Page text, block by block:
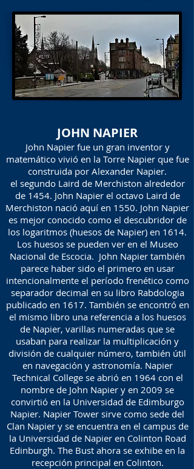
JOHN NAPIER
John Napier fue un gran inventor y
matemático vivió en la Torre Napier que fue
construida por Alexander Napier.
el segundo Laird de Merchiston alrededor
de 1454. John Napier el octavo Laird de
Merchiston nació aquí en 1550. John Napier
es mejor conocido como el descubridor de
los logaritmos (huesos de Napier) en 1614.
Los huesos se pueden ver en el Museo
Nacional de Escocia. John Napier también
parece haber sido el primero en usar
intencionalmente el período frenético como
separador decimal en su libro Rabdologia
publicado en 1617. También se encontró en
el mismo libro una referencia a los huesos
de Napier, varillas numeradas que se
usaban para realizar la multiplicación y
división de cualquier número, también útil
en navegación y astronomía. Napier
Technical College se abrió en 1964 con el
nombre de John Napier y en 2009 se
convirtió en la Universidad de Edimburgo
Napier. Napier Tower sirve como sede del
Clan Napier y se encuentra en el campus de
la Universidad de Napier en Colinton Road
Edinburgh. The Bust ahora se exhibe en la
recepción principal en Colinton.